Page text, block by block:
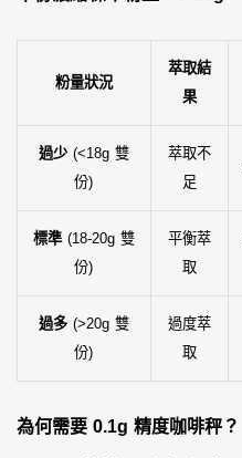
粉量狀況
萃取結
果
過少 (<18g 雙
份)
萃取不
足
標準(18-20g 雙
份)
平衡萃
取
過多 (>20g 雙
份)
過度萃
取
為何需要 0.1g 精度咖啡秤？